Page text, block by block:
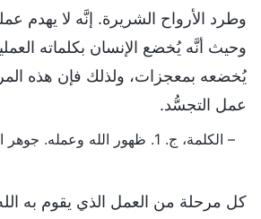
وطرد الأرواح الشريرة. إنَّه لا يهدم
وحيث أنَّه يُخضع الإنسان بكلماته
يُخضعه بمعجزات، ولذلك فإن هذه
عمل التجسُّد.
– الكلمة، ج. 1. ظهور الله وعمله. جوهر الجسد الذي سكنه الله
كل مرحلة من العمل الذي يقوم به